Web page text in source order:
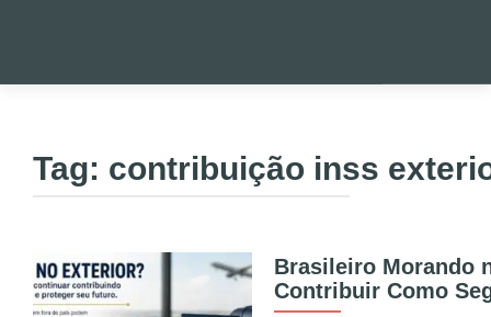
conteúdo
ONDE
Tag: contribuição inss
Brasileiro Morando
Contribuir Como